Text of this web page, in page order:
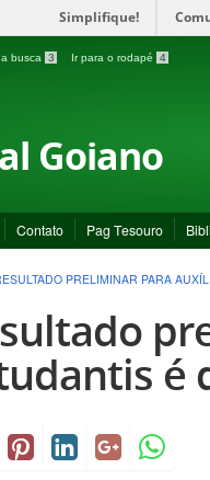
Simplifique!
busca 3 Ir para o rodapé 4
Goiano
Contato Pag Tesouro
PRELIMINAR PARA
é